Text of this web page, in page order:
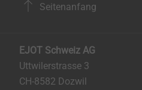
Seitenanfang
EJOT Schweiz AG
Uttwilerstrasse 3
CH-8582 Dozwil